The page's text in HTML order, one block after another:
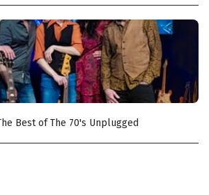
Best of The 70's Unplugged